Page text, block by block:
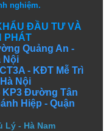
nghiệm.
ĐẦU TƯ VÀ
PHÁT
Quảng An -
Nội
- KĐT Mễ Trì
Nội
KP3 Đường Tân
Hiệp - Quận
Lý - Hà Nam